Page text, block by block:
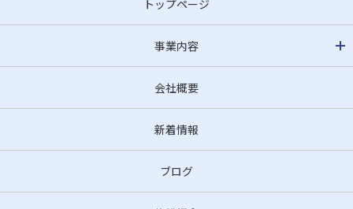
トップページ
事業内容
会社概要
新着情報
ブログ